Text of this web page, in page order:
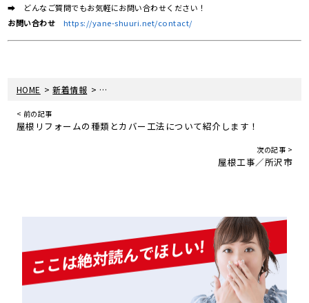
➡ どんなご質問でもお気軽にお問い合わせください！
お問い合わせ
https://yane-shuuri.net/contact/
HOME >新着情報 > 葺き替えとは？カバー工法との比較も紹介します！
< 前の記事
屋根リフォームの種類とカバー工法について紹介します！
次の記事 >
屋根工事／所沢市